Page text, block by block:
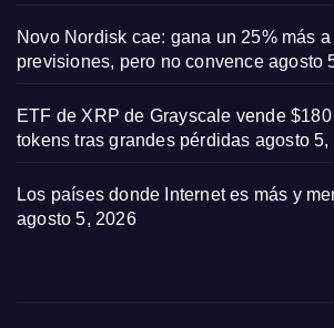
Novo Nordisk cae: gana un 25% más
previsiones, pero no convence agosto
ETF de XRP de Grayscale vende
tokens tras grandes pérdidas agosto 5,
Los países donde Internet es más y
agosto 5, 2026